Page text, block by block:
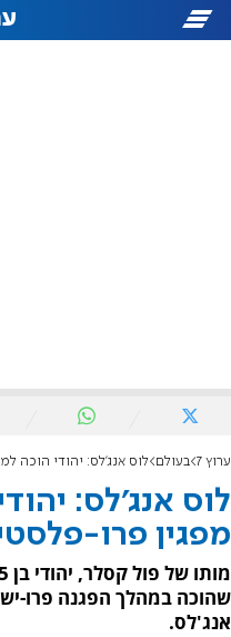
ערוץ 7 בעולם לוס אנג'לס: יהודי הוכה
לוס אנג'לס:
מפגין פרו-
שהוכה במהלך הפגנה פרו-
אנג'לס.